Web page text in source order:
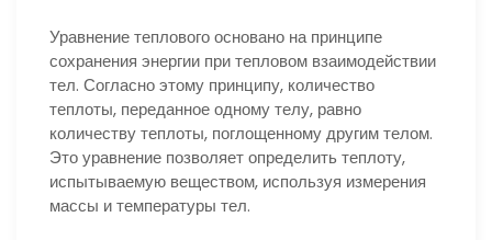
Уравнение теплового основано на принципе
сохранения энергии при тепловом взаимодействии
тел. Согласно этому принципу, количество
теплоты, переданное одному телу, равно
количеству теплоты, поглощенному другим телом.
Это уравнение позволяет определить теплоту,
испытываемую веществом, используя измерения
массы и температуры тел.